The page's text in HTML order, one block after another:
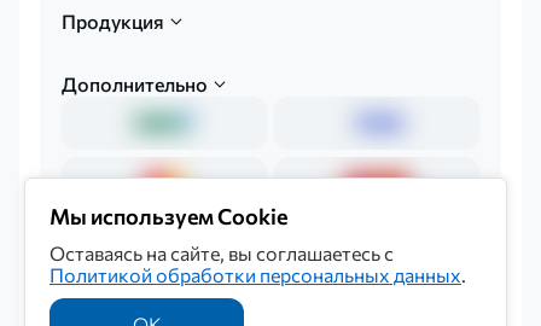
Продукция
Дополнительно
Политика обработки персональных данных
© 2026 «Мединкор»
Мы используем Cookie
Оставаясь на сайте, вы соглашаетесь с
Политикой обработки персональных данных.